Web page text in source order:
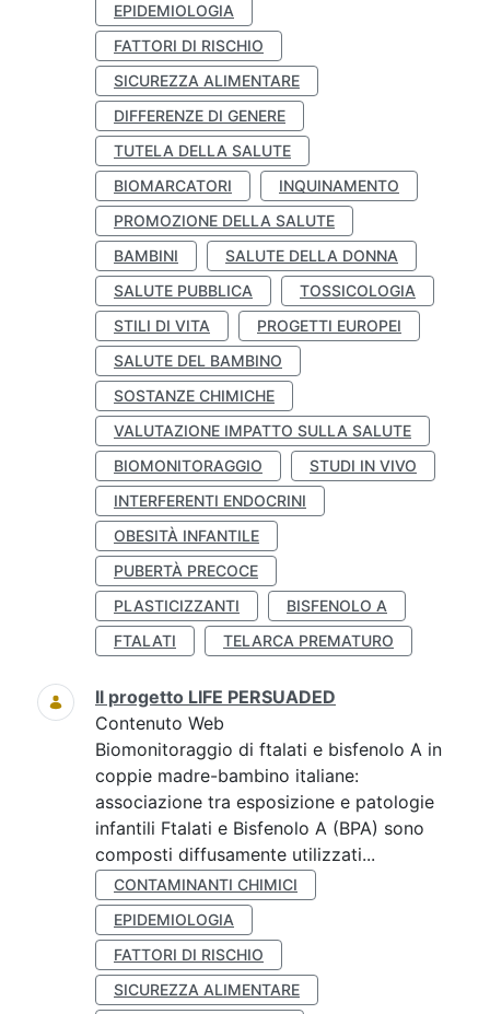
EPIDEMIOLOGIA
FATTORI DI RISCHIO
SICUREZZA ALIMENTARE
DIFFERENZE DI GENERE
TUTELA DELLA SALUTE
BIOMARCATORI
INQUINAMENTO
PROMOZIONE DELLA SALUTE
BAMBINI
SALUTE DELLA DONNA
SALUTE PUBBLICA
TOSSICOLOGIA
STILI DI VITA
PROGETTI EUROPEI
SALUTE DEL BAMBINO
SOSTANZE CHIMICHE
VALUTAZIONE IMPATTO SULLA SALUTE
BIOMONITORAGGIO
STUDI IN VIVO
INTERFERENTI ENDOCRINI
OBESITÀ INFANTILE
PUBERTÀ PRECOCE
PLASTICIZZANTI
BISFENOLO A
FTALATI
TELARCA PREMATURO
Il progetto LIFE PERSUADED
Contenuto Web
Biomonitoraggio di ftalati e bisfenolo A in
coppie madre-bambino italiane:
associazione tra esposizione e patologie
infantili Ftalati e Bisfenolo A (BPA) sono
composti diffusamente utilizzati...
CONTAMINANTI CHIMICI
EPIDEMIOLOGIA
FATTORI DI RISCHIO
SICUREZZA ALIMENTARE